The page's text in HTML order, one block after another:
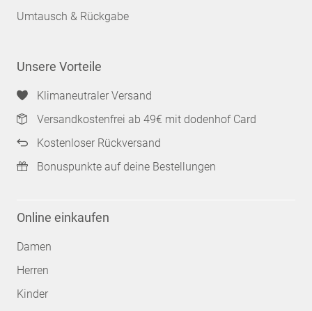
Umtausch & Rückgabe
Unsere Vorteile
Klimaneutraler Versand
Versandkostenfrei ab 49€ mit dodenhof Card
Kostenloser Rückversand
Bonuspunkte auf deine Bestellungen
Online einkaufen
Damen
Herren
Kinder